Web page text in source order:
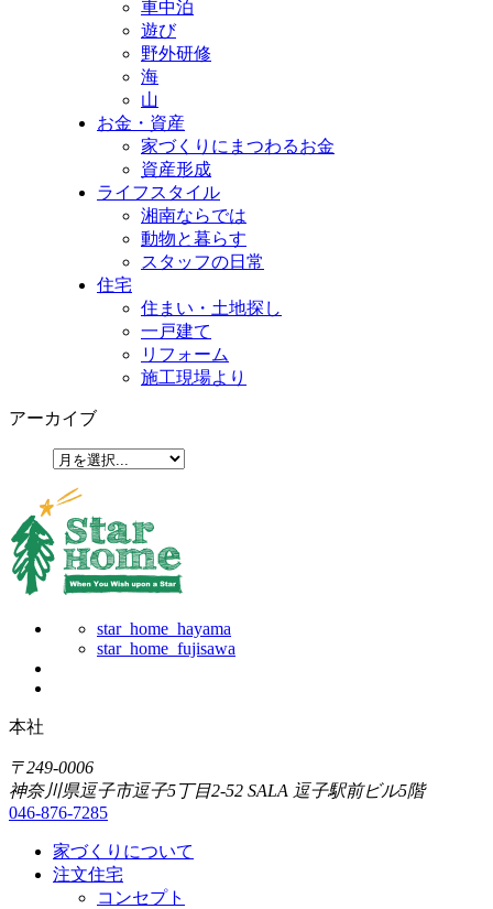
車中泊
遊び
野外研修
海
山
お金・資産
家づくりにまつわるお金
資産形成
ライフスタイル
湘南ならでは
動物と暮らす
スタッフの日常
住宅
住まい・土地探し
一戸建て
リフォーム
施工現場より
アーカイブ
star_home_hayama
star_home_fujisawa
本社
〒249-0006
神奈川県逗子市逗子5丁目2-52 SALA 逗子駅前ビル5階
046-876-7285
家づくりについて
注文住宅
コンセプト